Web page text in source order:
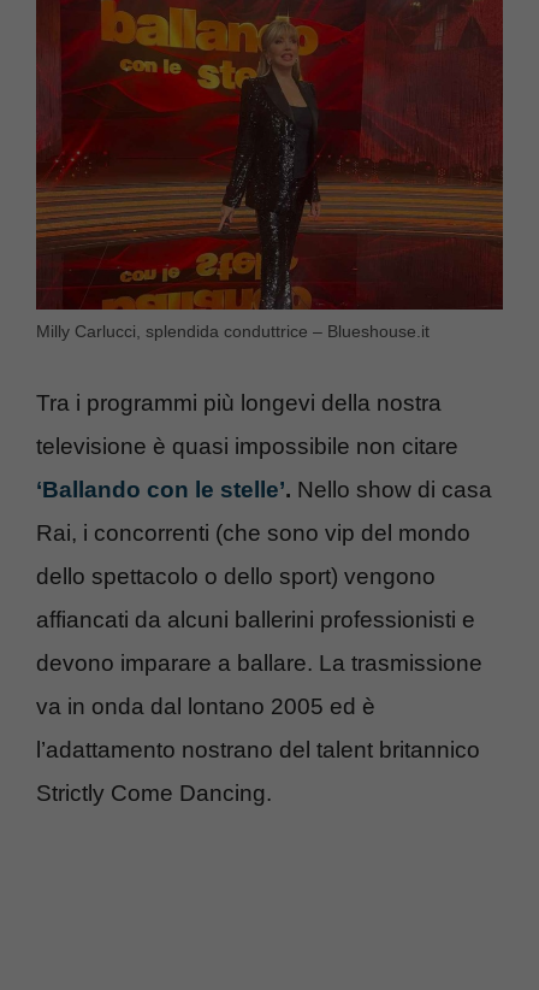
Milly Carlucci, splendida conduttrice – Blueshouse.it
Tra i programmi più longevi della nostra
televisione è quasi impossibile non citare
‘Ballando con le stelle’. Nello show di casa
Rai, i concorrenti (che sono vip del mondo
dello spettacolo o dello sport) vengono
affiancati da alcuni ballerini professionisti e
devono imparare a ballare. La trasmissione
va in onda dal lontano 2005 ed è
l’adattamento nostrano del talent britannico
Strictly Come Dancing.